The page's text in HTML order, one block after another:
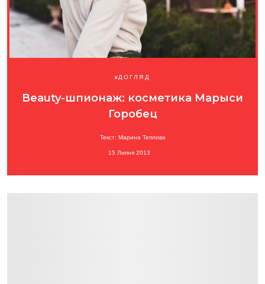
ДОГЛЯД
Beauty-шпионаж: косметика Марыси
Горобец
Текст: Марина Теплова
15 Липня 2013